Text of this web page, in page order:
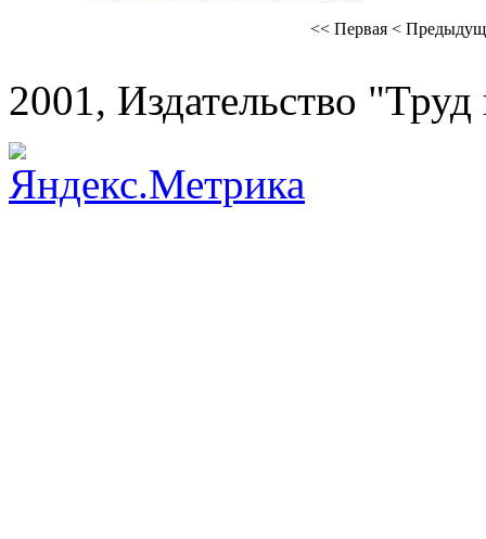
<< Первая <
2001, Издательство